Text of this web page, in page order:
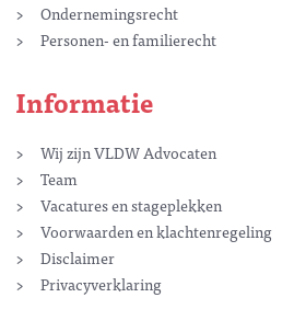
Ondernemingsrecht
Personen- en familierecht
Informatie
Wij zijn VLDW Advocaten
Team
Vacatures en stageplekken
Voorwaarden en klachtenregeling
Disclaimer
Privacyverklaring